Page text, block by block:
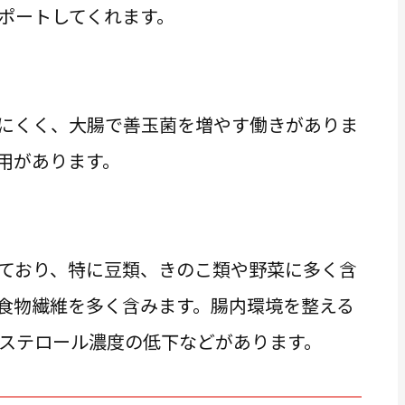
トしてくれます。
くく、大腸で善玉菌を増やす働きがありま
あります。
おり、特に豆類、きのこ類や野菜に多く含
物繊維を多く含みます。腸内環境を整える
ロール濃度の低下などがあります。